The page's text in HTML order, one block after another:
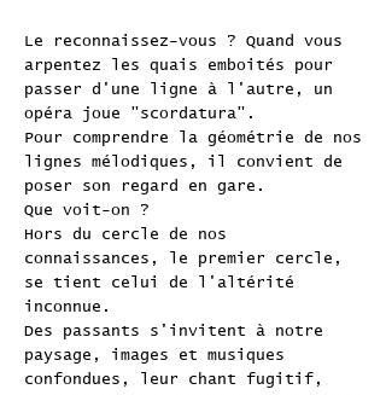
Le reconnaissez-vous ? Quand vous
arpentez les quais emboités pour
passer d'une ligne à l'autre, un
opéra joue "scordatura".
Pour comprendre la géométrie de nos
lignes mélodiques, il convient de
poser son regard en gare.
Que voit-on ?
Hors du cercle de nos
connaissances, le premier cercle,
se tient celui de l'altérité
inconnue.
Des passants s'invitent à notre
paysage, images et musiques
confondues, leur chant fugitif,